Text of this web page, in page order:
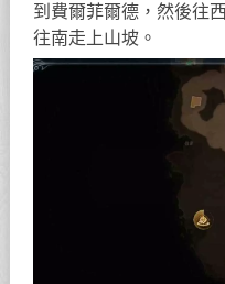
到費爾菲爾德，然後往
往南走上山坡。